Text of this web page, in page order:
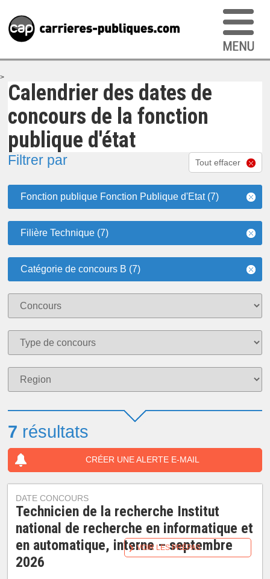
>
Calendrier des dates de
concours de la fonction
publique d'état
Filtrer par Tout effacer
Fonction publique Fonction Publique d'Etat (7)
Filière Technique (7)
Catégorie de concours B (7)
7 résultats
CRÉER UNE ALERTE E-MAIL
DATE CONCOURS
Technicien de la recherche Institut
national de recherche en informatique et
en automatique, interne – septembre
2026
VOIR LES PRÉPAS